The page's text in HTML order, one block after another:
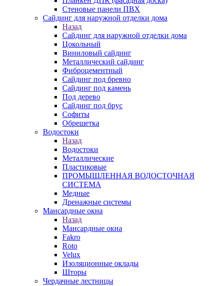
Стеновые панели ПВХ
Сайдинг для наружной отделки дома
Назад
Сайдинг для наружной отделки дома
Цокольный
Виниловый сайдинг
Металлический сайдинг
Фиброцементный
Сайдинг под бревно
Сайдинг под камень
Под дерево
Сайдинг под брус
Софиты
Обрешетка
Водостоки
Назад
Водостоки
Металлические
Пластиковые
ПРОМЫШЛЕННАЯ ВОДОСТОЧНАЯ
СИСТЕМА
Медные
Дренажные системы
Мансардные окна
Назад
Мансардные окна
Fakro
Roto
Velux
Изоляционные оклады
Шторы
Чердачные лестницы